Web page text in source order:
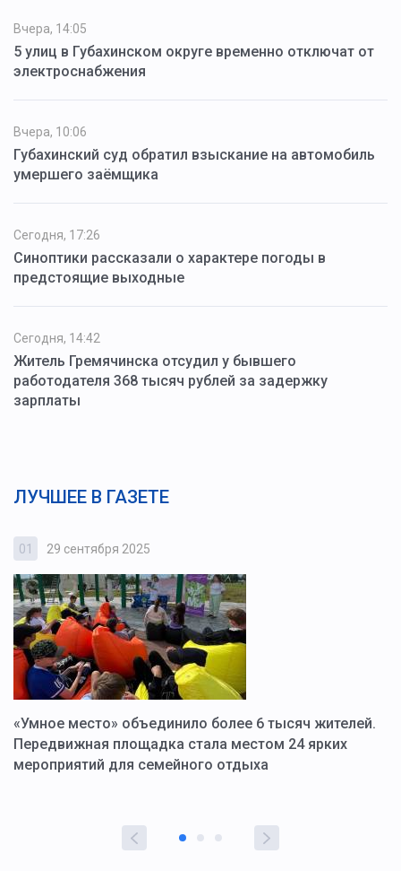
Вчера, 14:05
5 улиц в Губахинском округе временно отключат от
электроснабжения
Вчера, 10:06
Губахинский суд обратил взыскание на автомобиль
умершего заёмщика
Сегодня, 17:26
Синоптики рассказали о характере погоды в
предстоящие выходные
Сегодня, 14:42
Житель Гремячинска отсудил у бывшего
работодателя 368 тысяч рублей за задержку
зарплаты
ЛУЧШЕЕ В ГАЗЕТЕ
01 29 сентября 2025
«Умное место» объединило более 6 тысяч жителей.
Передвижная площадка стала местом 24 ярких
мероприятий для семейного отдыха